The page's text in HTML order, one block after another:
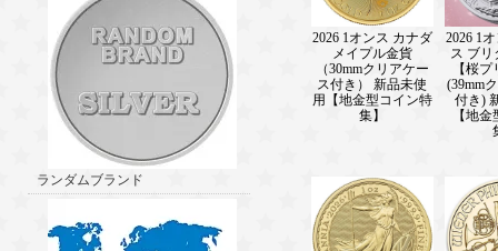
ランダムブランド
2026 1オンス カナダ
メイプル金貨
（30mmクリアケー
ス付き） 新品未使
用【地金型コイン特
集】
2026 1
ス ブリ
【桜
(39mm
付き)
【地